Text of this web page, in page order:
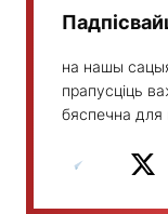
на нашы
прапусціць
бяспечна для